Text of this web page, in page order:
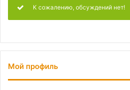
к
К сожалению, обсуждений нет!
Мой профиль